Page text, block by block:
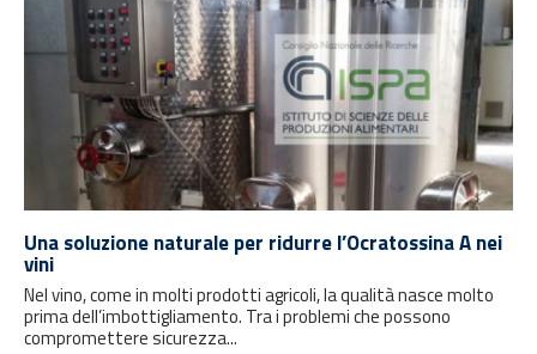
Una soluzione naturale per ridurre l’Ocratossina A nei
vini
Nel vino, come in molti prodotti agricoli, la qualità nasce molto
prima dell’imbottigliamento. Tra i problemi che possono
compromettere sicurezza...